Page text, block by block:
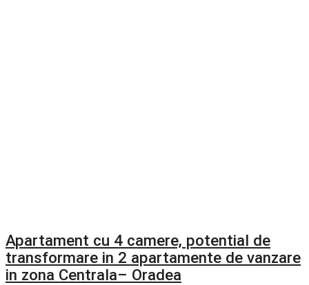
Apartament cu 4 camere, potential de
transformare in 2 apartamente de vanzare
in zona Centrala– Oradea